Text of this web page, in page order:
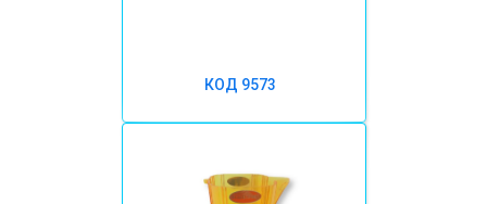
КОД 9573